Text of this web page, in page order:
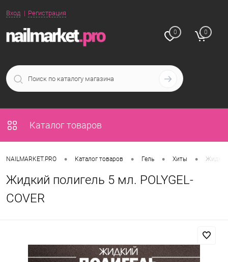
Вход Регистрация
0 0
Каталог товаров
NAILMARKET.PRO • Каталог товаров • Гель • Хиты • Жидкий
Жидкий полигель 5 мл. POLYGEL-
COVER